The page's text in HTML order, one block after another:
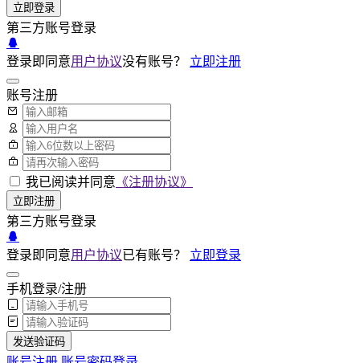
立即登录
第三方账号登录
登录即同意用户协议没有账号？ 立即注册
账号注册
我已阅读并同意 《注册协议》
立即注册
第三方账号登录
登录即同意用户协议已有账号？ 立即登录
手机登录/注册
发送验证码